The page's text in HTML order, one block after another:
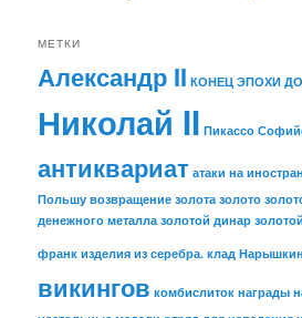
МЕТКИ
Александр II КОНЕЦ ЭПОХИ
Николай II Пикассо
антиквариат атаки на
Польшу возвращение золота золото
денежного металла золотой динар
франк изделия из серебра. клад
викингов комбислиток награды